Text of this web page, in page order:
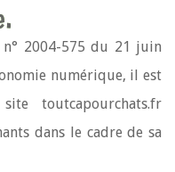
2004-575 du 21 juin
numérique, il est
toutcapourchats.fr
dans le cadre de sa